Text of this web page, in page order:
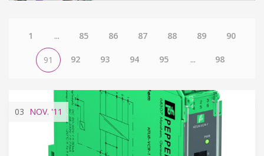
1 ... 85 86 87 88 89 90
91 92 93 94 95 ... 98
03 NOV. '11